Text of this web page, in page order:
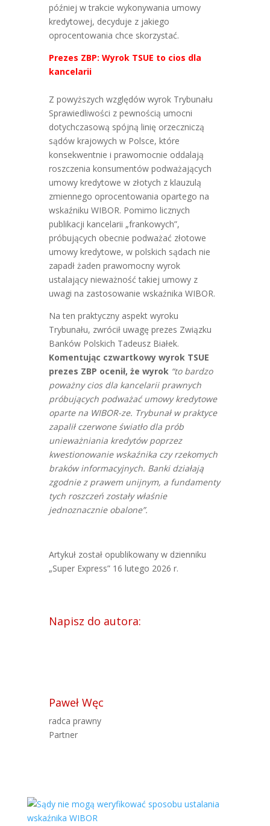
później w trakcie wykonywania umowy
kredytowej, decyduje z jakiego
oprocentowania chce skorzystać.
Prezes ZBP: Wyrok TSUE to cios dla
kancelarii
Z powyższych względów wyrok Trybunału
Sprawiedliwości z pewnością umocni
dotychczasową spójną linię orzeczniczą
sądów krajowych w Polsce, które
konsekwentnie i prawomocnie oddalają
roszczenia konsumentów podważających
umowy kredytowe w złotych z klauzulą
zmiennego oprocentowania opartego na
wskaźniku WIBOR. Pomimo licznych
publikacji kancelarii „frankowych”,
próbujących obecnie podważać złotowe
umowy kredytowe, w polskich sądach nie
zapadł żaden prawomocny wyrok
ustalający nieważność takiej umowy z
uwagi na zastosowanie wskaźnika WIBOR.
Na ten praktyczny aspekt wyroku
Trybunału, zwrócił uwagę prezes Związku
Banków Polskich Tadeusz Białek.
Komentując czwartkowy wyrok TSUE
prezes ZBP ocenił, że wyrok “to bardzo
poważny cios dla kancelarii prawnych
próbujących podważać umowy kredytowe
oparte na WIBOR-ze. Trybunał w praktyce
zapalił czerwone światło dla prób
unieważniania kredytów poprzez
kwestionowanie wskaźnika czy rzekomych
braków informacyjnych. Banki działają
zgodnie z prawem unijnym, a fundamenty
tych roszczeń zostały właśnie
jednoznacznie obalone”.
Artykuł został opublikowany w dzienniku
„Super Express” 16 lutego 2026 r.
Napisz do autora:
Paweł Węc
radca prawny
Partner